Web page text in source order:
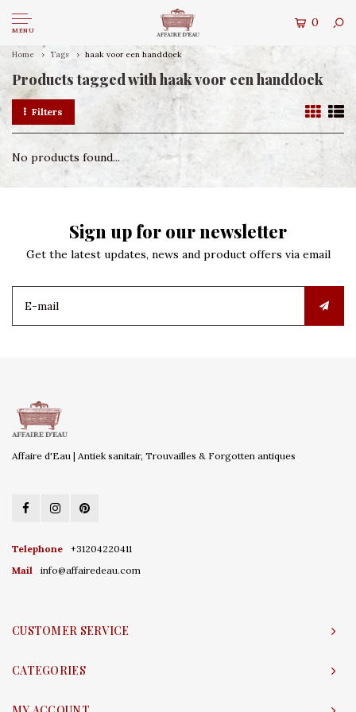
MENU
0
Home Tags haak voor een handdoek
Products tagged with haak voor een handdoek
Filters
No products found...
Sign up for our newsletter
Get the latest updates, news and product offers via email
Affaire d'Eau | Antiek sanitair, Trouvailles & Forgotten antiques
Telephone
+31204220411
Mail
info@affairedeau.com
CUSTOMER SERVICE
CATEGORIES